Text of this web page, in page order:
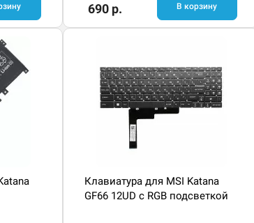
690 р. В корзину
Клавиатура для MSI Katana
GF66 12UD с RGB подсветкой